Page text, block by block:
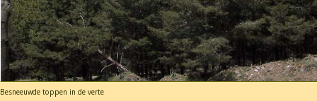
Besneeuwde toppen in de verte